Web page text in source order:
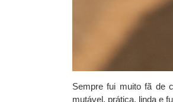
Sempre fui muito fã de
mutável, prática, linda e